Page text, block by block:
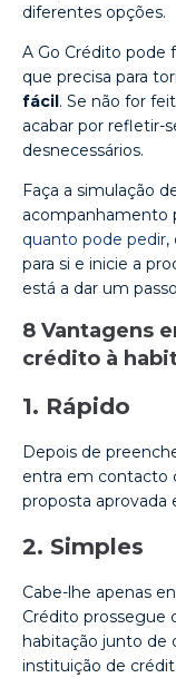
diferentes opções.
A Go Crédito pode
que precisa para
fácil. Se não for
acabar por refletir-
desnecessários.
Faça a simulação
acompanhamento
quanto pode pedir,
para si e inicie a
está a dar um
8 Vantagens
crédito à
1. Rápido
Depois de
entra em contacto
proposta aprovada
2. Simples
Cabe-lhe apenas
Crédito prossegue
habitação junto de
instituição de